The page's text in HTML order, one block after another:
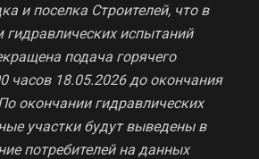
и поселка Строителей, что в
гидравлических испытаний
подача горячего
часов 18.05.2026 до окончания
окончании гидравлических
участки будут выведены в
потребителей на данных